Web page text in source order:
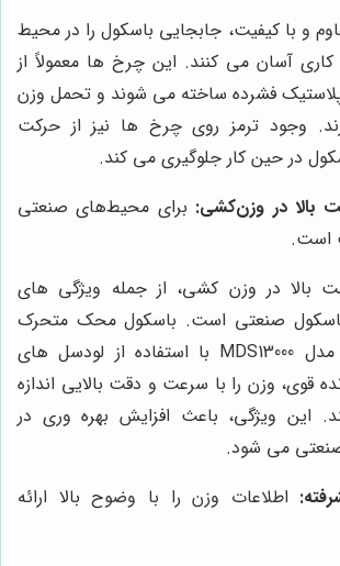
و با کیفیت، جابجایی باسکول را در محیط
آسان می کنند. این چرخ ها معمولاً از
فشرده ساخته می شوند و تحمل وزن
وجود ترمز روی چرخ ها نیز از حرکت
در حین کار جلوگیری می کند.
در وزن‌کشی: برای محیط‌های صنعتی
است.
بالا در وزن کشی، از جمله ویژگی های
صنعتی است. باسکول محک متحرک
1000 کیلوگرم مدل MDS13000 با استفاده از لودسل های
قوی، وزن را با سرعت و دقت بالایی اندازه
این ویژگی، باعث افزایش بهره وری در
می شود.
اطلاعات وزن را با وضوح بالا ارائه